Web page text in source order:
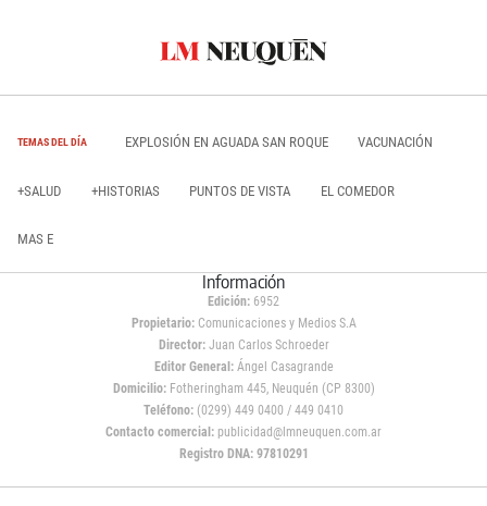
TEMAS DEL DÍA EXPLOSIÓN EN AGUADA SAN ROQUE VACUNACIÓN
+SALUD +HISTORIAS PUNTOS DE VISTA EL COMEDOR
MAS E
Información
Edición: 6952
Propietario:Comunicaciones y Medios S.A
Director: Juan Carlos Schroeder
Editor General:Ángel Casagrande
Domicilio:Fotheringham 445, Neuquén (CP 8300)
Teléfono: (0299) 449 0400 / 449 0410
Contacto comercial: publicidad@lmneuquen.com.ar
Registro DNA: 97810291